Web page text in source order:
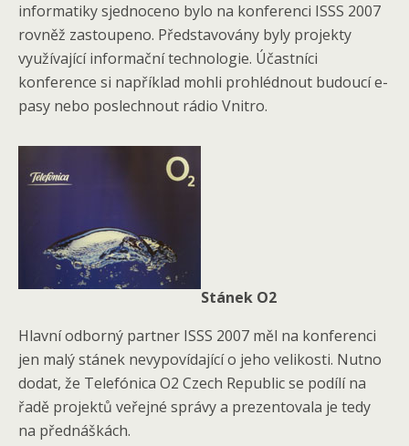
informatiky sjednoceno bylo na konferenci ISSS 2007
rovněž zastoupeno. Představovány byly projekty
využívající informační technologie. Účastníci
konference si například mohli prohlédnout budoucí e-
pasy nebo poslechnout rádio Vnitro.
Stánek O2
Hlavní odborný partner ISSS 2007 měl na konferenci
jen malý stánek nevypovídající o jeho velikosti. Nutno
dodat, že Telefónica O2 Czech Republic se podílí na
řadě projektů veřejné správy a prezentovala je tedy
na přednáškách.